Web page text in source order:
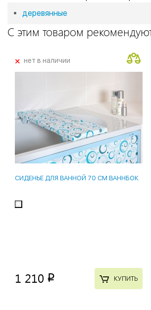
деревянные
С этим товаром
+нет в наличии
СИДЕНЬЕ ДЛЯ ВАННОЙ 70 СМ ВАННБОК
1 210 p КУПИТЬ